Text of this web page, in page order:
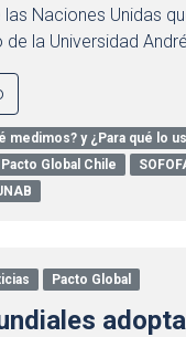
las Naciones Unidas
la Universidad
medimos? y ¿Para qué lo
Pacto Global Chile
Pacto Global